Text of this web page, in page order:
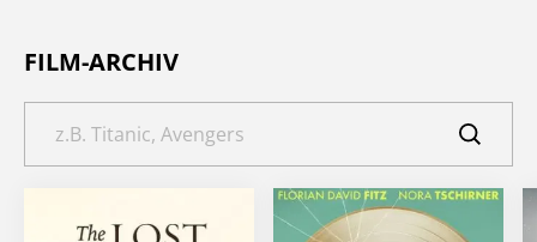
FILM-ARCHIV